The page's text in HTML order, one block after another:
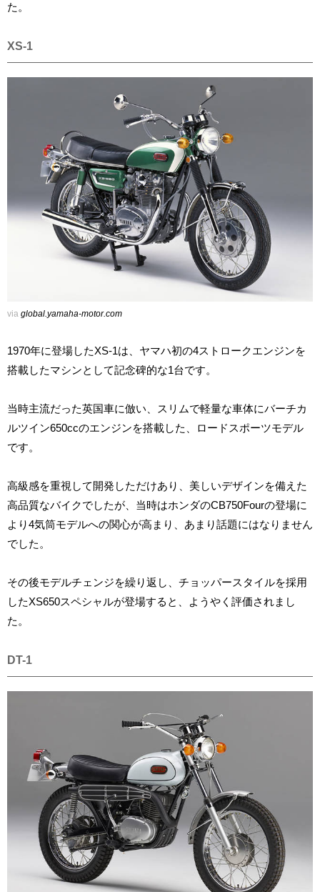
た。
XS-1
via global.yamaha-motor.com
1970年に登場したXS-1は、ヤマハ初の4ストロークエンジンを
搭載したマシンとして記念碑的な1台です。
当時主流だった英国車に倣い、スリムで軽量な車体にバーチカ
ルツイン650ccのエンジンを搭載した、ロードスポーツモデル
です。
高級感を重視して開発しただけあり、美しいデザインを備えた
高品質なバイクでしたが、当時はホンダのCB750Fourの登場に
より4気筒モデルへの関心が高まり、あまり話題にはなりません
でした。
その後モデルチェンジを繰り返し、チョッパースタイルを採用
したXS650スペシャルが登場すると、ようやく評価されまし
た。
DT-1